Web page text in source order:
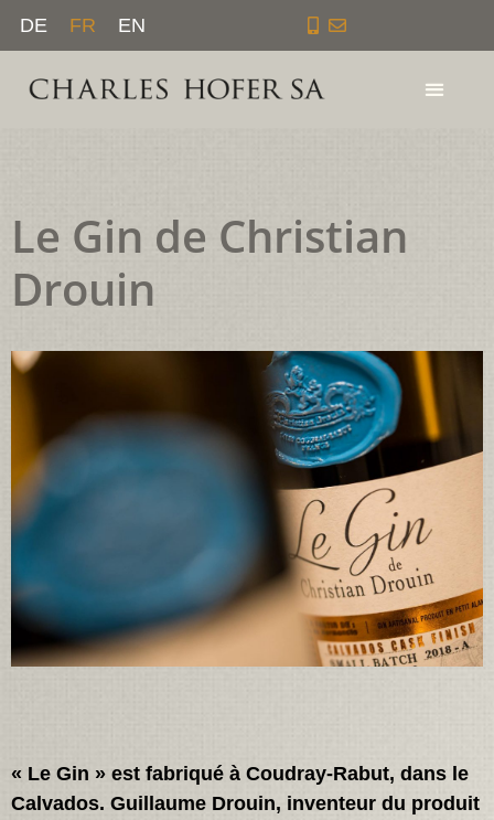
Aller
contenu
DE FR EN
Le Gin de Christian
Drouin
« Le Gin » est fabriqué à Coudray-Rabut, dans le
Calvados. Guillaume Drouin, inventeur du produit